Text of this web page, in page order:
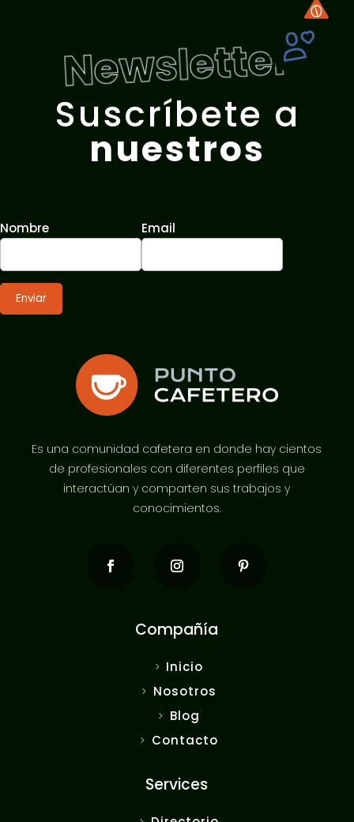
Newsletter
Suscríbete a
nuestros
Nombre Email
Es una comunidad cafetera en donde hay cientos
de profesionales con diferentes perfiles que
interactúan y comparten sus trabajos y
conocimientos.
Compañía
Inicio
Nosotros
Blog
Contacto
Services